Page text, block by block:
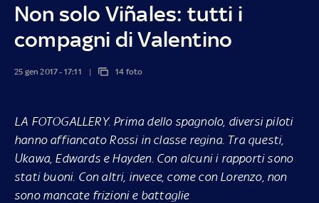
Non solo Viñales: tutti i
compagni di Valentino
25 gen 2017 - 17:11 14 foto
LA FOTOGALLERY. Prima dello spagnolo, diversi piloti
hanno affiancato Rossi in classe regina. Tra questi,
Ukawa, Edwards e Hayden. Con alcuni i rapporti sono
stati buoni. Con altri, invece, come con Lorenzo, non
sono mancate frizioni e battaglie